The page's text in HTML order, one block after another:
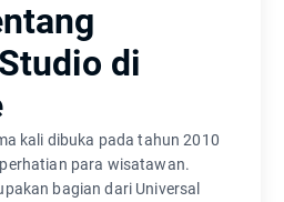
di
kali dibuka pada tahun 2010
para wisatawan.
bagian dari Universal